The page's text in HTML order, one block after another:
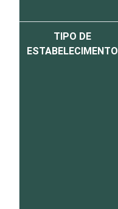
TIPO DE
ESTABELECIMENTO